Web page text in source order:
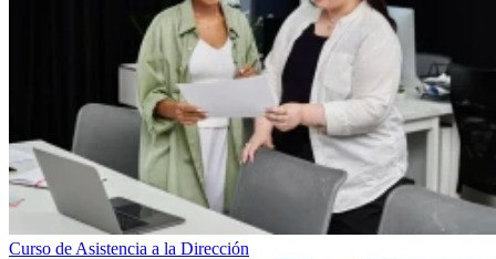
Curso de Asistencia a la Dirección